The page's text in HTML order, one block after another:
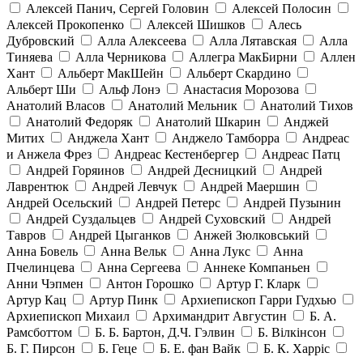
Алексей Панич, Сергей Головин
Алексей Полосин
Алексей Прокопенко
Алексей Шишков
Алесь
Дубровский
Алла Алексеева Алла Лятавская
Алла
Тиняева
Алла Черникова Аллегра МакБирни
Аллен
Хант
Альберт МакШейн
Альберт Скардино
Альберт Ши
Альф Лонэ
Анастасия Морозова
Анатолий Власов
Анатолий Мельник
Анатолий Тихов
Анатолий Федоряк
Анатолий Шкарин
Анджей
Митих
Анджела Хант Анджело Тамборра
Андреас
и Анжела Фрез
Андреас Кестенбергер
Андреас Патц
Андрей Горяинов
Андрей Десницкий
Андрей
Лаврентюк
Андрей Левчук
Андрей Маершин
Андрей Осельский
Андрей Петерс
Андрей Пузынин
Андрей Суздальцев
Андрей Суховский
Андрей
Тавров
Андрей Цыганков
Анжей Зюлковський
Анна Бовель
Анна Вельк Анна Лукс
Анна
Пчелинцева
Анна Сергеева
Аннеке Компаньен
Анни Чэпмен
Антон Горошко
Артур Г. Кларк
Артур Кац
Артур Пинк
Архиепископ Гарри Гудхью
Архиепископ Михаил
Архимандрит Августин
Б. А.
Рамсботтом
Б. Б. Бартон, Д.Ч. Гэлвин
Б. Вілкінсон
Б. Г. Пирсон
Б. Геце Б. Е. фан Вайк
Б. К. Харріс